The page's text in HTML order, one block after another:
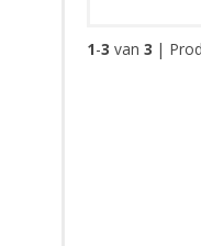
1-3 van 3 |